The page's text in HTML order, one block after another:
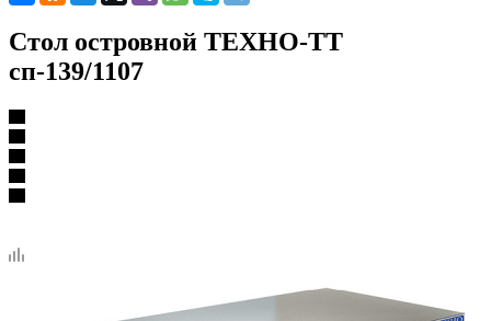
Стол островной ТЕХНО-ТТ
сп-139/1107